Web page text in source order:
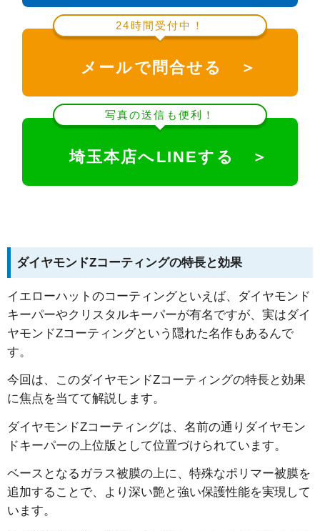
24時間受付中！
メールで問合せる ＞
写真の送信も便利！
埼玉本店へLINEする ＞
ダイヤモンドZコーティングの特長と効果
イエローハットのコーティングといえば、ダイヤモンド
キーパーやクリスタルキーパーが有名ですが、実はダイ
ヤモンドZコーティングという隠れた名作もあるんで
す。
今回は、このダイヤモンドZコーティングの特長と効果
に焦点を当てて解説します。
ダイヤモンドZコーティングは、名前の通りダイヤモン
ドキーパーの上位版として位置づけられています。
ベースとなるガラス被膜の上に、特殊なポリマー被膜を
追加することで、より深い艶と強い保護性能を実現して
います。